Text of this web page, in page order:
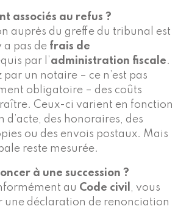
associés au refus ?
auprès du greffe du tribunal est
a pas de frais de
par l’administration fiscale.
par un notaire – ce n’est pas
obligatoire – des coûts
Ceux-ci varient en fonction
d’acte, des honoraires, des
ou des envois postaux. Mais
reste mesurée.
à une succession ?
au Code civil , vous
une déclaration de renonciation